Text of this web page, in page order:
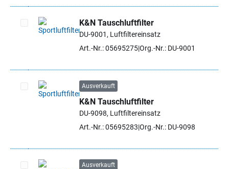
Artikel auswählen
K&N Tauschluftfilter
DU-9001, Luftfiltereinsatz
Art.-Nr.: 05695275Org.-Nr.: DU-9001
Artikel auswählen
Ausverkauft
K&N Tauschluftfilter
DU-9098, Luftfiltereinsatz
Art.-Nr.: 05695283 Org.-Nr.: DU-9098
Ausverkauft